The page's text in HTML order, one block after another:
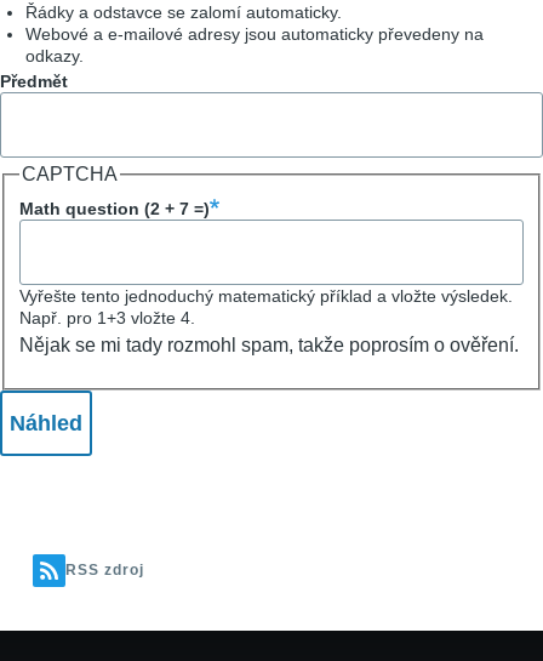
Řádky a odstavce se zalomí automaticky.
Webové a e-mailové adresy jsou automaticky převedeny na
odkazy.
Předmět
CAPTCHA
Math question (2 + 7 =)
Vyřešte tento jednoduchý matematický příklad a vložte výsledek.
Např. pro 1+3 vložte 4.
Nějak se mi tady rozmohl spam, takže poprosím o ověření.
RSS zdroj